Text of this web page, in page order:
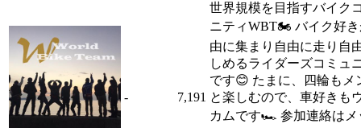
- 7,191
世界規模を目指すバイク
ニティWBT🏍️ バイク好き
由に集まり自由に走り自
しめるライダーズコミュ
です😊 たまに、四輪もメ
と楽しむので、車好きも
カムです🏎️ 参加連絡はメ